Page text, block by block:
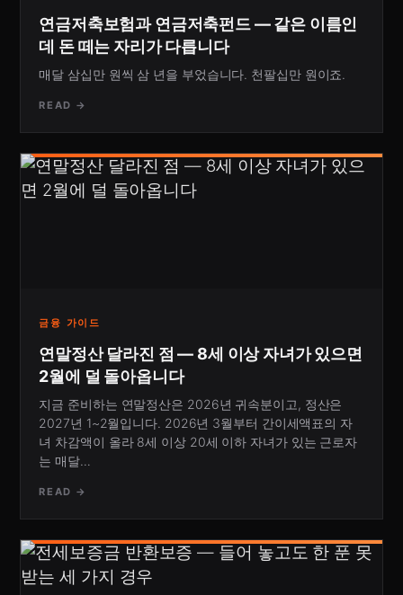
연금저축보험과 연금저축펀드 — 같은 이름인
데 돈 떼는 자리가 다릅니다
매달 삼십만 원씩 삼 년을 부었습니다. 천팔십만 원이죠.
READ →
금융 가이드
연말정산 달라진 점 — 8세 이상 자녀가 있으면
2월에 덜 돌아옵니다
지금 준비하는 연말정산은 2026년 귀속분이고, 정산은
2027년 1~2월입니다. 2026년 3월부터 간이세액표의 자
녀 차감액이 올라 8세 이상 20세 이하 자녀가 있는 근로자
는 매달…
READ →